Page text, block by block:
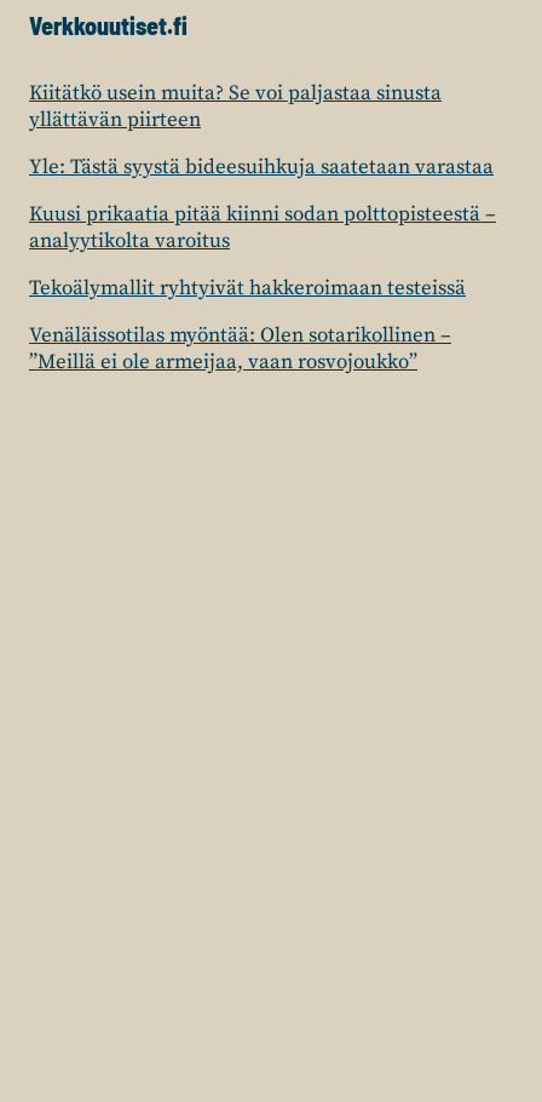
Verkkouutiset.fi
Kiitätkö usein muita? Se voi paljastaa sinusta
yllättävän piirteen
Yle: Tästä syystä bideesuihkuja saatetaan varastaa
Kuusi prikaatia pitää kiinni sodan polttopisteestä –
analyytikolta varoitus
Tekoälymallit ryhtyivät hakkeroimaan testeissä
Venäläissotilas myöntää: Olen sotarikollinen –
”Meillä ei ole armeijaa, vaan rosvojoukko”